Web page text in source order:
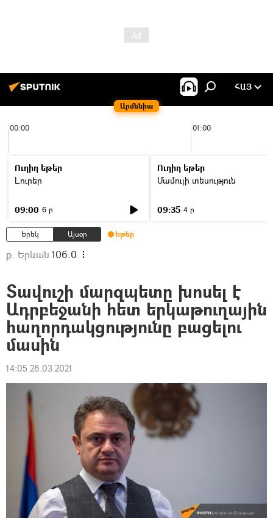
Արմենիա
ՀԱՅ
00:00 01:00
Ուղիղ եթեր
Լուրեր
09:00 6 ր
Ուղիղ եթեր
Մամուլի տեսություն
09:35 4 ր
Երեկ Այսօր Եթեր
ք. Երևան 106.0
Տավուշի մարզպետը խոսել է
Ադրբեջանի հետ երկաթուղային
հաղորդակցությունը բացելու
մասին
14:05 28.03.2021